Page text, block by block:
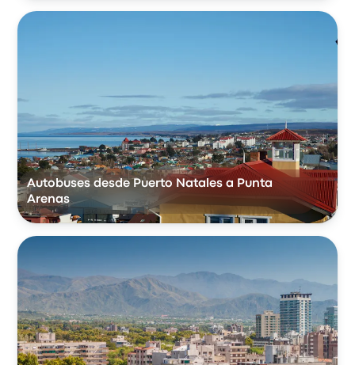
Autobuses desde Puerto Natales a Punta
Arenas